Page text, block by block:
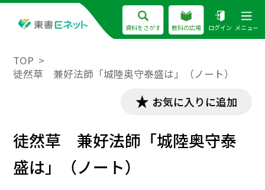
資料をさがす 教科の広場 ログイン メニュー
TOP
徒然草 兼好法師「城陸奥守泰盛は」（ノート）
お気に入りに追加
徒然草 兼好法師「城陸奥守泰
盛は」（ノート）